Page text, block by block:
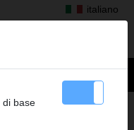
italiano
di base